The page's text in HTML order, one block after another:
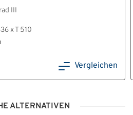
III
x T 510
Vergleichen
ALTERNATIVEN